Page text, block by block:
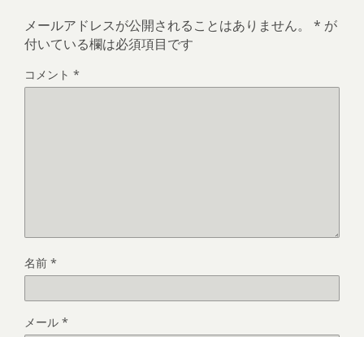
メールアドレスが公開されることはありません。 * が
付いている欄は必須項目です
コメント *
名前 *
メール *